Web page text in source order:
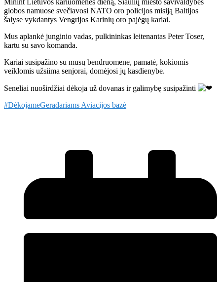
Minint Lietuvos kariuomenės dieną, Šiaulių miesto savivaldybės
globos namuose svečiavosi NATO oro policijos misiją Baltijos
šalyse vykdantys Vengrijos Karinių oro pajėgų kariai.
Mus aplankė junginio vadas, pulkininkas leitenantas Peter Toser,
kartu su savo komanda.
Kariai susipažino su mūsų bendruomene, pamatė, kokiomis
veiklomis užsiima senjorai, domėjosi jų kasdienybe.
Seneliai nuoširdžiai dėkoja už dovanas ir galimybę susipažinti
#DėkojameGeradariams Aviacijos bazė